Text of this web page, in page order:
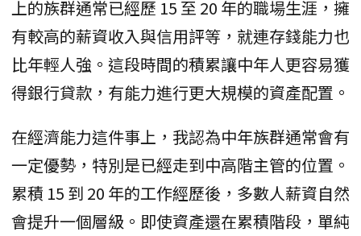
上的族群通常已經歷 15 至 20 年的職場生涯，擁
有較高的薪資收入與信用評等，就連存錢能力也
比年輕人強。這段時間的積累讓中年人更容易獲
得銀行貸款，有能力進行更大規模的資產配置。
在經濟能力這件事上，我認為中年族群通常會有
一定優勢，特別是已經走到中高階主管的位置。
累積 15 到 20 年的工作經歷後，多數人薪資自然
會提升一個層級。即使資產還在累積階段，單純